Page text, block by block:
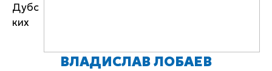
Дубс
ких
ВЛАДИСЛАВ ЛОБАЕВ